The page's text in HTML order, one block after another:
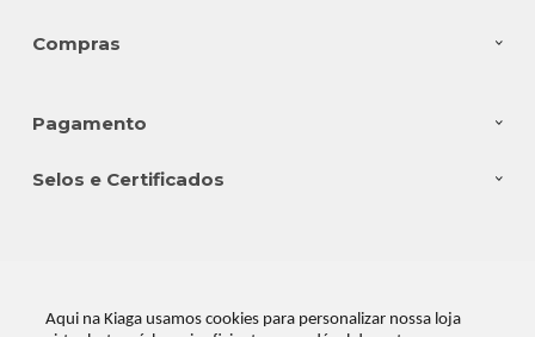
Aqui na Kiaga usamos cookies para personalizar nossa loja
Compras
Pagamento
Selos e Certificados
CNPJ: 08.176.528/0001-28 | © Todos os direitos reservados - Kiaga - 2026